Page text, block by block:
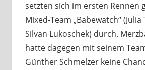
setzten sich im ersten Rennen
Mixed-Team „Babewatch“
Silvan Lukoschek) durch.
hatte dagegen mit seinem
Günther Schmelzer keine